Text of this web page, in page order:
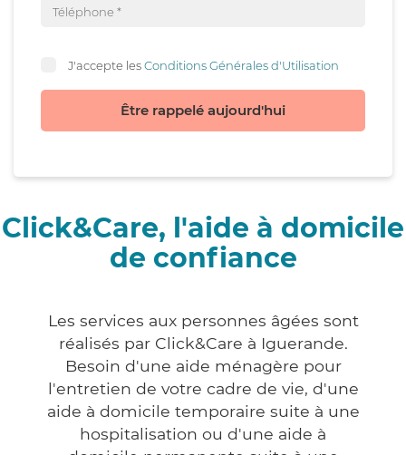
J'accepte lesConditions Générales d'Utilisation
Être rappelé aujourd'hui
Click&Care, l'aide à domicile
de confiance
Les services aux personnes âgées sont
réalisés par Click&Care à Iguerande.
Besoin d'une aide ménagère pour
l'entretien de votre cadre de vie, d'une
aide à domicile temporaire suite à une
hospitalisation ou d'une aide à